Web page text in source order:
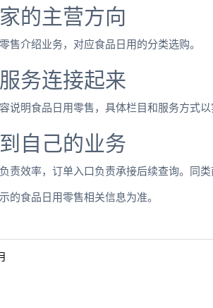
的主营方向
售介绍业务，对应食品日用的分类选购。
务连接起来
说明食品日用零售，具体栏目和服务方式以
自己的业务
责效率，订单入口负责承接后续查询。同
的食品日用零售相关信息为准。